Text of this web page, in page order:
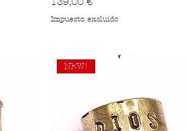
Impuesto excluido
NEW!